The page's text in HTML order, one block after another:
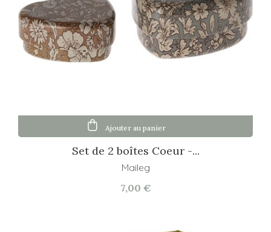
Set de 2 boîtes Coeur -...
Maileg
7,00 €
Ajouter au panier